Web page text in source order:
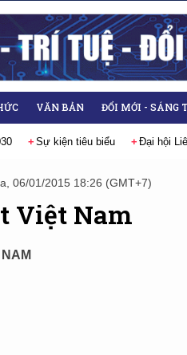
VĂN BẢN ĐỔI MỚI - SÁNG
Sự kiện tiêu biểu Đại hội
06/01/2015 18:26 (GMT+7)
Việt Nam